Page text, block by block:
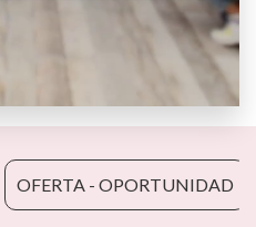
OFERTA - OPORTUNIDAD